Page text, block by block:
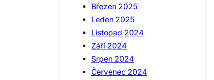
Březen 2025
Leden 2025
Listopad 2024
Září 2024
Srpen 2024
Červenec 2024